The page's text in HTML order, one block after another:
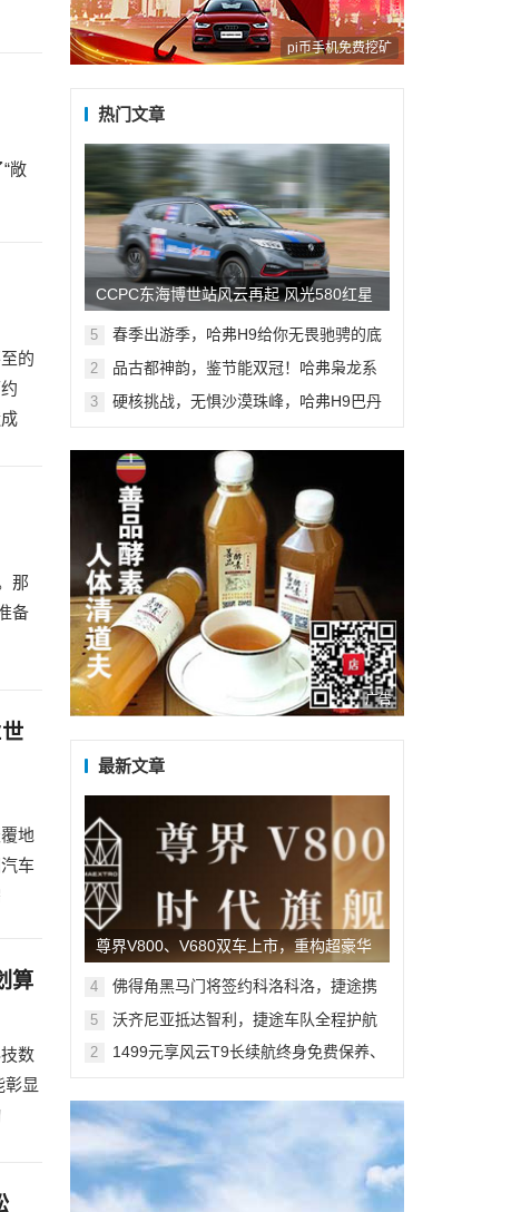
敞
的
那
备
地
车
算
数
显
pi币手机免费挖矿
热门文章
CCPC东海博世站风云再起 风光580红星
版将为热爱出征
5
春季出游季，哈弗H9给你无畏驰骋的底
2
品古都神韵，鉴节能双冠！哈弗枭龙系
3
硬核挑战，无惧沙漠珠峰，哈弗H9巴丹
广告
最新文章
尊界V800、V680双车上市，重构超豪华
MPV市场新格局
4
佛得角黑马门将签约科洛科洛，捷途携
5 沃齐尼亚抵达智利，捷途车队全程护航
2
1499元享风云T9长续航终身免费保养、